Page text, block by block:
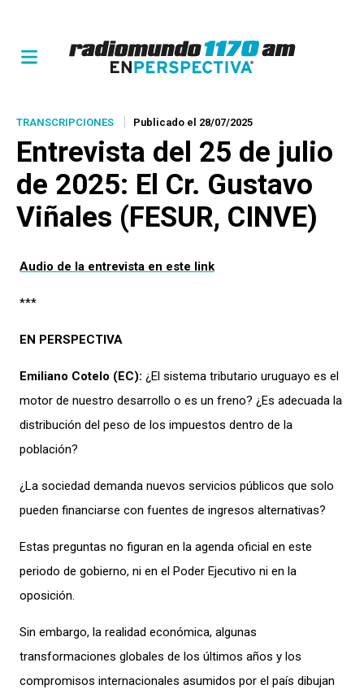
TRANSCRIPCIONES Publicado el 28/07/2025
Entrevista del 25 de julio
de 2025: El Cr. Gustavo
Viñales (FESUR, CINVE)
Audio de la entrevista en este link
***
EN PERSPECTIVA
Emiliano Cotelo (EC): ¿El sistema tributario uruguayo es el
motor de nuestro desarrollo o es un freno? ¿Es adecuada la
distribución del peso de los impuestos dentro de la
población?
¿La sociedad demanda nuevos servicios públicos que solo
pueden financiarse con fuentes de ingresos alternativas?
Estas preguntas no figuran en la agenda oficial en este
periodo de gobierno, ni en el Poder Ejecutivo ni en la
oposición.
Sin embargo, la realidad económica, algunas
transformaciones globales de los últimos años y los
compromisos internacionales asumidos por el país dibujan